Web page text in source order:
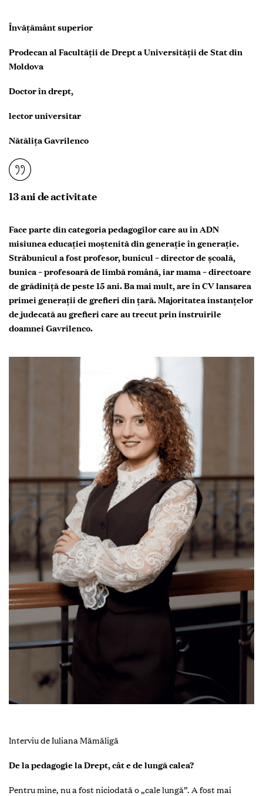
Învățământ superior
Prodecan al Facultății de Drept a Universității de Stat din
Moldova
Doctor în drept,
lector universitar
Nătălița Gavrilenco
13 ani de activitate
Face parte din categoria pedagogilor care au în ADN
misiunea educației moștenită din generație în generație.
Străbunicul a fost profesor, bunicul – director de școală,
bunica – profesoară de limbă română, iar mama – directoare
de grădiniță de peste 15 ani. Ba mai mult, are în CV lansarea
primei generații de grefieri din țară. Majoritatea instanțelor
de judecată au grefieri care au trecut prin instruirile
doamnei Gavrilenco.
Interviu de Iuliana Mămăligă
De la pedagogie la Drept, cât e de lungă calea?
Pentru mine, nu a fost niciodată o „cale lungă”. A fost mai